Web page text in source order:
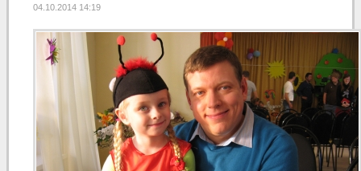
04.10.2014 14:19